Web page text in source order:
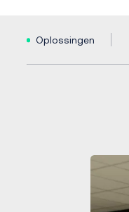
Oplossingen